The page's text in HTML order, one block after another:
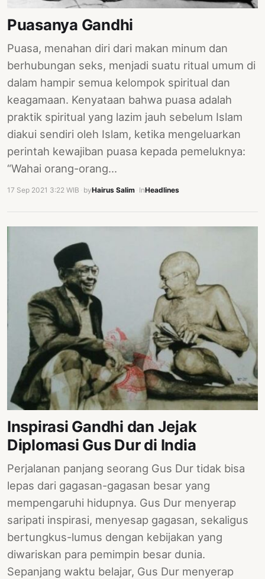
Puasanya Gandhi
Puasa, menahan diri dari makan minum dan
berhubungan seks, menjadi suatu ritual umum di
dalam hampir semua kelompok spiritual dan
keagamaan. Kenyataan bahwa puasa adalah
praktik spiritual yang lazim jauh sebelum Islam
diakui sendiri oleh Islam, ketika mengeluarkan
perintah kewajiban puasa kepada pemeluknya:
“Wahai orang-orang…
17 Sep 2021 3:22 WIB byHairus Salim InHeadlines
Inspirasi Gandhi dan Jejak
Diplomasi Gus Dur di India
Perjalanan panjang seorang Gus Dur tidak bisa
lepas dari gagasan-gagasan besar yang
mempengaruhi hidupnya. Gus Dur menyerap
saripati inspirasi, menyesap gagasan, sekaligus
bertungkus-lumus dengan kebijakan yang
diwariskan para pemimpin besar dunia.
Sepanjang waktu belajar, Gus Dur menyerap